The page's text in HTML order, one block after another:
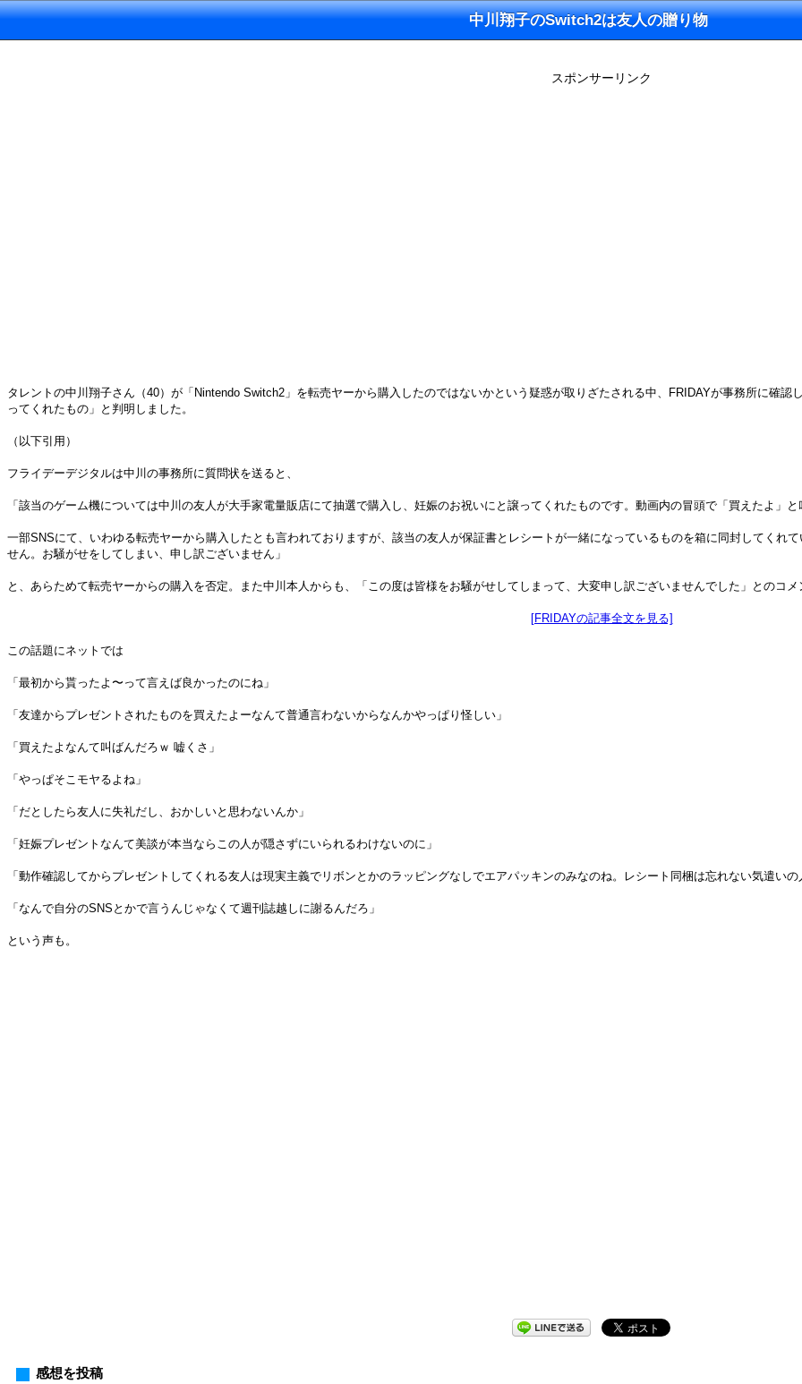
中川翔子のSwitch2は友人の贈り物
スポンサーリンク
タレントの中川翔子さん（40）が「Nintendo Switch2」を転売ヤーから購入したのではないかという疑惑が取りざたされる中、FRIDAYが事務所に確
ってくれたもの」と判明しました。
（以下引用）
フライデーデジタルは中川の事務所に質問状を送ると、
「該当のゲーム機については中川の友人が大手家電量販店にて抽選で購入し、妊娠のお祝いにと譲ってくれたものです。動画内の冒頭で「買えたよ」
一部SNSにて、いわゆる転売ヤーから購入したとも言われておりますが、該当の友人が保証書とレシートが一緒になっているものを箱に同封してくれ
せん。お騒がせをしてしまい、申し訳ございません」
と、あらためて転売ヤーからの購入を否定。また中川本人からも、「この度は皆様をお騒がせしてしまって、大変申し訳ございませんでした」とのコ
[FRIDAYの記事全文を見る]
この話題にネットでは
「最初から貰ったよ〜って言えば良かったのにね」
「友達からプレゼントされたものを買えたよーなんて普通言わないからなんかやっぱり怪しい」
「買えたよなんて叫ばんだろｗ 嘘くさ」
「やっぱそこモヤるよね」
「だとしたら友人に失礼だし、おかしいと思わないんか」
「妊娠プレゼントなんて美談が本当ならこの人が隠さずにいられるわけないのに」
「動作確認してからプレゼントしてくれる友人は現実主義でリボンとかのラッピングなしでエアパッキンのみなのね。レシート同梱は忘れない気遣いの
「なんで自分のSNSとかで言うんじゃなくて週刊誌越しに謝るんだろ」
という声も。
感想を投稿